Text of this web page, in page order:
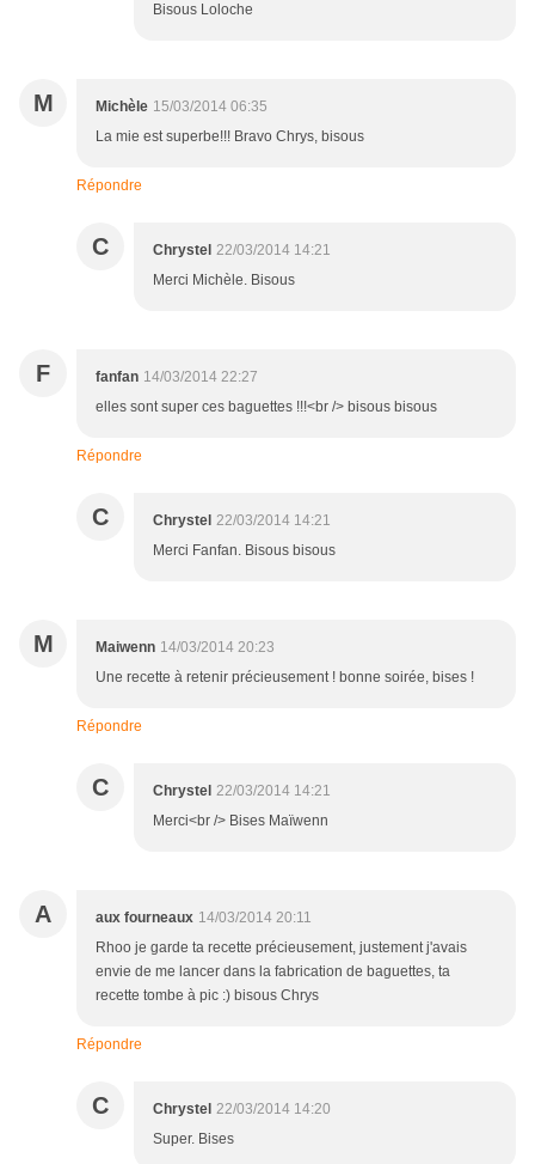
Bisous Loloche
M Michèle 15/03/2014 06:35
La mie est superbe!!! Bravo Chrys, bisous
Répondre
C Chrystel 22/03/2014 14:21
Merci Michèle. Bisous
F fanfan 14/03/2014 22:27
elles sont super ces baguettes !!!<br /> bisous bisous
Répondre
C Chrystel 22/03/2014 14:21
Merci Fanfan. Bisous bisous
M Maiwenn 14/03/2014 20:23
Une recette à retenir précieusement ! bonne soirée, bises !
Répondre
C Chrystel 22/03/2014 14:21
Merci<br /> Bises Maïwenn
A aux fourneaux 14/03/2014 20:11
Rhoo je garde ta recette précieusement, justement j'avais
envie de me lancer dans la fabrication de baguettes, ta
recette tombe à pic :) bisous Chrys
Répondre
C Chrystel 22/03/2014 14:20
Super. Bises